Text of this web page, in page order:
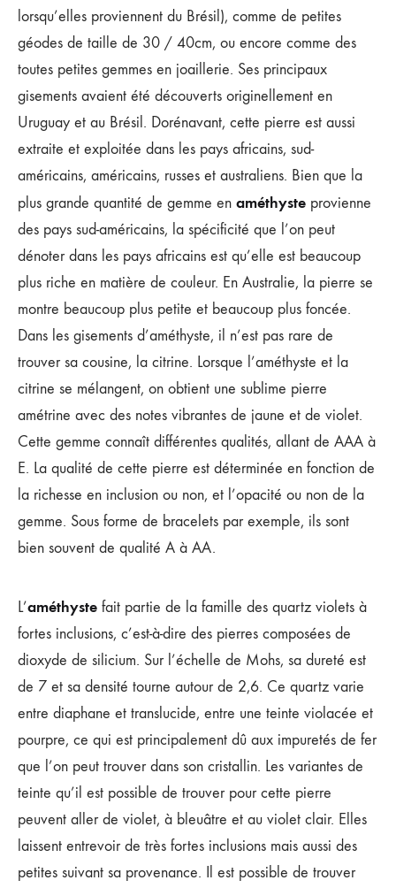
lorsqu’elles proviennent du Brésil), comme de petites
géodes de taille de 30 / 40cm, ou encore comme des
toutes petites gemmes en joaillerie. Ses principaux
gisements avaient été découverts originellement en
Uruguay et au Brésil. Dorénavant, cette pierre est aussi
extraite et exploitée dans les pays africains, sud-
américains, américains, russes et australiens. Bien que la
plus grande quantité de gemme en améthyste provienne
des pays sud-américains, la spécificité que l’on peut
dénoter dans les pays africains est qu’elle est beaucoup
plus riche en matière de couleur. En Australie, la pierre se
montre beaucoup plus petite et beaucoup plus foncée.
Dans les gisements d’améthyste, il n’est pas rare de
trouver sa cousine, la citrine. Lorsque l’améthyste et la
citrine se mélangent, on obtient une sublime pierre
amétrine avec des notes vibrantes de jaune et de violet.
Cette gemme connaît différentes qualités, allant de AAA à
E. La qualité de cette pierre est déterminée en fonction de
la richesse en inclusion ou non, et l’opacité ou non de la
gemme. Sous forme de bracelets par exemple, ils sont
bien souvent de qualité A à AA.
L’améthyste fait partie de la famille des quartz violets à
fortes inclusions, c’est-à-dire des pierres composées de
dioxyde de silicium. Sur l’échelle de Mohs, sa dureté est
de 7 et sa densité tourne autour de 2,6. Ce quartz varie
entre diaphane et translucide, entre une teinte violacée et
pourpre, ce qui est principalement dû aux impuretés de fer
que l’on peut trouver dans son cristallin. Les variantes de
teinte qu’il est possible de trouver pour cette pierre
peuvent aller de violet, à bleuâtre et au violet clair. Elles
laissent entrevoir de très fortes inclusions mais aussi des
petites suivant sa provenance. Il est possible de trouver